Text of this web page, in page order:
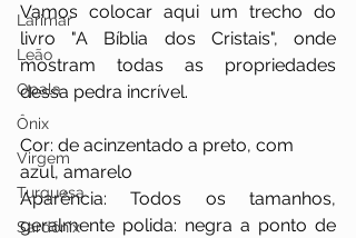
Larimar
Leão
Opala
Ônix
Virgem
Turquesa
Sardônix
Vamos colocar aqui um trecho do
livro "A Bíblia dos Cristais", onde
mostram todas as propriedades
dessa pedra incrível.
Cor: de acinzentado a preto, com
azul, amarelo
Aparência: Todos os tamanhos,
geralmente polida: negra a ponto de